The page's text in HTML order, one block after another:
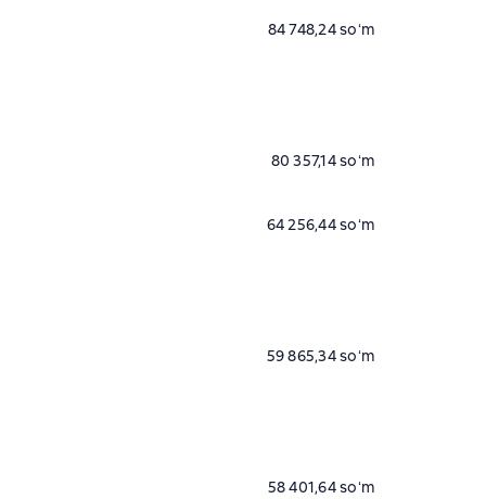
84 748,24 soʻm
80 357,14 soʻm
64 256,44 soʻm
59 865,34 soʻm
58 401,64 soʻm